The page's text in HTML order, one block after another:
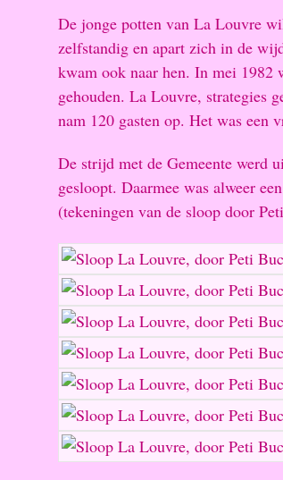
De jonge potten van La Louvre
zelfstandig en apart zich in de
kwam ook naar hen. In mei 1982
gehouden. La Louvre, strategies
nam 120 gasten op. Het was een
De strijd met de Gemeente werd
gesloopt. Daarmee was alweer
(tekeningen van de sloop door